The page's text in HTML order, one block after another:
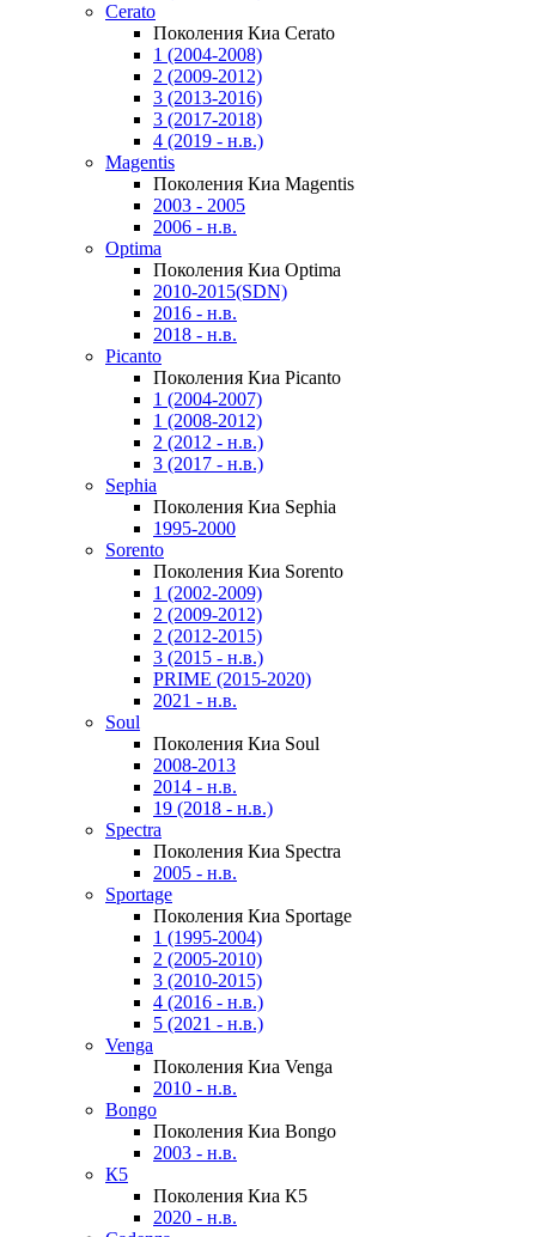
Cerato
Поколения Киа Cerato
1 (2004-2008)
2 (2009-2012)
3 (2013-2016)
3 (2017-2018)
4 (2019 - н.в.)
Magentis
Поколения Киа Magentis
2003 - 2005
2006 - н.в.
Optima
Поколения Киа Optima
2010-2015(SDN)
2016 - н.в.
2018 - н.в.
Picanto
Поколения Киа Picanto
1 (2004-2007)
1 (2008-2012)
2 (2012 - н.в.)
3 (2017 - н.в.)
Sephia
Поколения Киа Sephia
1995-2000
Sorento
Поколения Киа Sorento
1 (2002-2009)
2 (2009-2012)
2 (2012-2015)
3 (2015 - н.в.)
PRIME (2015-2020)
2021 - н.в.
Soul
Поколения Киа Soul
2008-2013
2014 - н.в.
19 (2018 - н.в.)
Spectra
Поколения Киа Spectra
2005 - н.в.
Sportage
Поколения Киа Sportage
1 (1995-2004)
2 (2005-2010)
3 (2010-2015)
4 (2016 - н.в.)
5 (2021 - н.в.)
Venga
Поколения Киа Venga
2010 - н.в.
Bongo
Поколения Киа Bongo
2003 - н.в.
К5
Поколения Киа К5
2020 - н.в.